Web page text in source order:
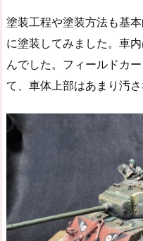
塗装工程や塗装方法も基
に塗装してみました。車
んでした。フィールドカ
て、車体上部はあまり汚さ